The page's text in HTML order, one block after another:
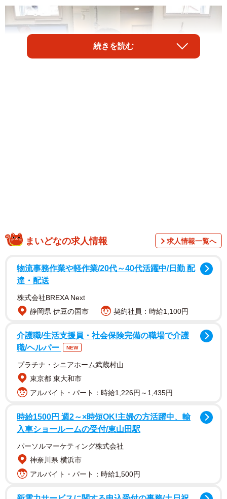
寄付用の髪を切る女子中学生（八幡市美濃山・カルム）＝横村さん提供
希望する市民が市に申し込んで認定証の交付を受けた上
で、市内の協力店でレターパックに寄付先の団体名などを
記入する手続きまで行うと、カット代が無料になる。店側
続きを読む
まいどなの求人情報 求人情報一覧へ
物流事務作業や軽作業/20代～40代活躍中/日勤 配
達・配送
株式会社BREXA Next
静岡県 伊豆の国市
契約社員：時給1,100円
介護職/生活支援員・社会保険完備の職場で介護
職/ヘルパー
NEW
プラチナ・シニアホーム武蔵村山
東京都 東大和市
アルバイト・パート：時給1,226円～1,435円
時給1500円 週2～×時短OK!主婦の方活躍中、輸
入車ショールームの受付/東山田駅
パーソルマーケティング株式会社
神奈川県 横浜市
アルバイト・パート：時給1,500円